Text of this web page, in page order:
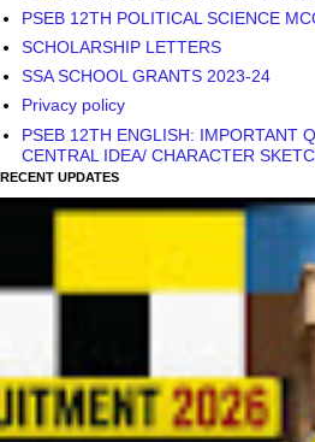
PSEB 12TH POLITICAL SCIENCE
SCHOLARSHIP LETTERS
SSA SCHOOL GRANTS 2023-24
Privacy policy
PSEB 12TH ENGLISH: IMPORTANT
CENTRAL IDEA/ CHARACTER
RECENT UPDATES